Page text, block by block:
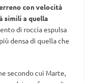
con velocità
simili a quella
di roccia espulsa
densa di quella che
secondo cui Marte,